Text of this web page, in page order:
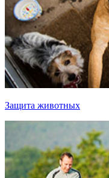
Защита животных